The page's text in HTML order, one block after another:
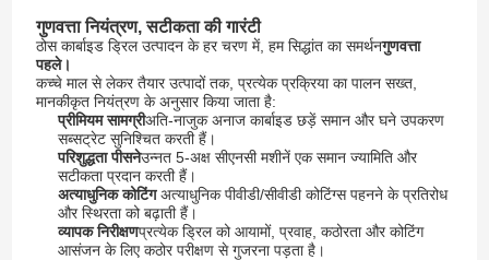
गुणवत्ता नियंत्रण, सटीकता की गारंटी
ठोस कार्बाइड ड्रिल उत्पादन के हर चरण में, हम सिद्धांत का समर्थनगुणवत्ता
पहले।
कच्चे माल से लेकर तैयार उत्पादों तक, प्रत्येक प्रक्रिया का पालन सख्त,
मानकीकृत नियंत्रण के अनुसार किया जाता है:
प्रीमियम सामग्रीअति-नाजुक अनाज कार्बाइड छड़ें समान और घने उपकरण
सब्सट्रेट सुनिश्चित करती हैं।
परिशुद्धता पीसनेउन्नत 5-अक्ष सीएनसी मशीनें एक समान ज्यामिति और
सटीकता प्रदान करती हैं।
अत्याधुनिक कोटिंग️ अत्याधुनिक पीवीडी/सीवीडी कोटिंग्स पहनने के प्रतिरोध
और स्थिरता को बढ़ाती हैं।
व्यापक निरीक्षणप्रत्येक ड्रिल को आयामों, प्रवाह, कठोरता और कोटिंग
आसंजन के लिए कठोर परीक्षण से गुजरना पड़ता है।